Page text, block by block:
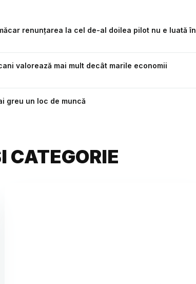
renunțarea la cel de-al doilea pilot nu e luată în
valorează mai mult decât marile economii
greu un loc de muncă
CATEGORIE